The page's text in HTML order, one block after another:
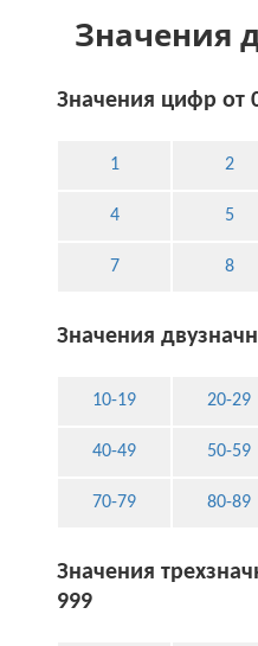
Значения
Значения цифр от
1 2
4 5
7 8
Значения
10-19 20-29
40-49 50-59
70-79 80-89
Значения
999